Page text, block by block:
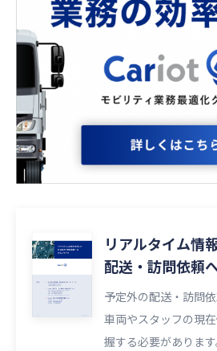
リアルタイム情
配送・訪問依頼
予定外の配送・訪問
車両やスタッフの現
握する必要がありま